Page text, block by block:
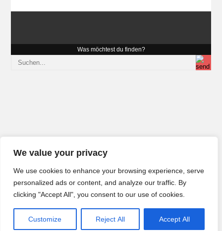
We value your privacy
We use cookies to enhance your browsing experience, serve
personalized ads or content, and analyze our traffic. By
clicking "Accept All", you consent to our use of cookies.
Customize Reject All Accept All
Was möchtest du finden?